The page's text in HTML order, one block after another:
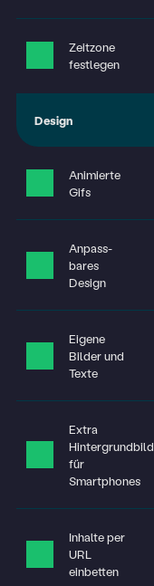
Zeitzone
festlegen
Design
Animierte
Gifs
Anpass­
bares
Design
Eigene
Bilder und
Texte
Extra
Hintergrundbild
für
Smartphones
Inhalte per
URL
einbetten